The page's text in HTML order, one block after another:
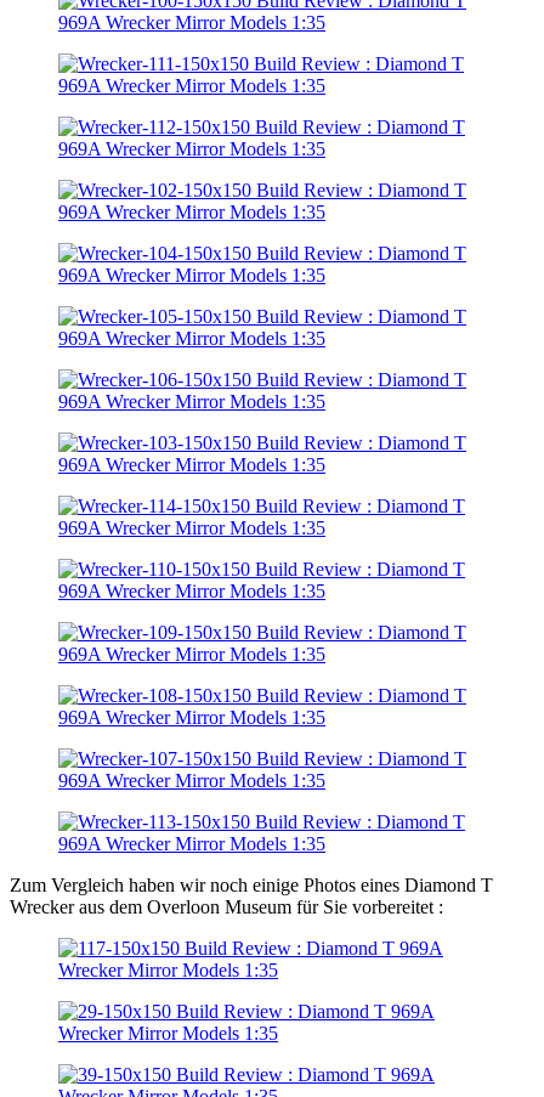
Zum Vergleich haben wir noch einige Photos eines Diamond T
Wrecker aus dem Overloon Museum für Sie vorbereitet :